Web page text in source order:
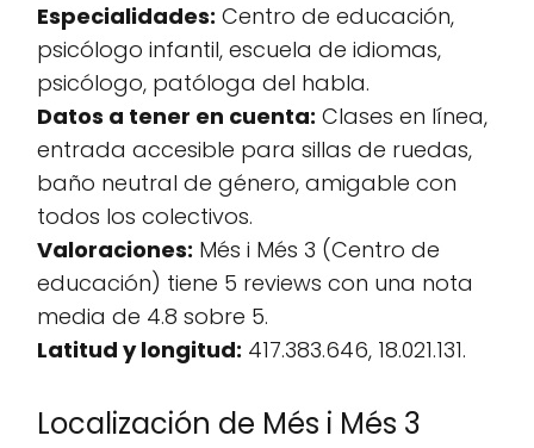
Especialidades: Centro de educación,
psicólogo infantil, escuela de idiomas,
psicólogo, patóloga del habla.
Datos a tener en cuenta: Clases en línea,
entrada accesible para sillas de ruedas,
baño neutral de género, amigable con
todos los colectivos.
Valoraciones: Més i Més 3 (Centro de
educación) tiene 5 reviews con una nota
media de 4.8 sobre 5.
Latitud y longitud: 417.383.646, 18.021.131.
Localización de Més i Més 3